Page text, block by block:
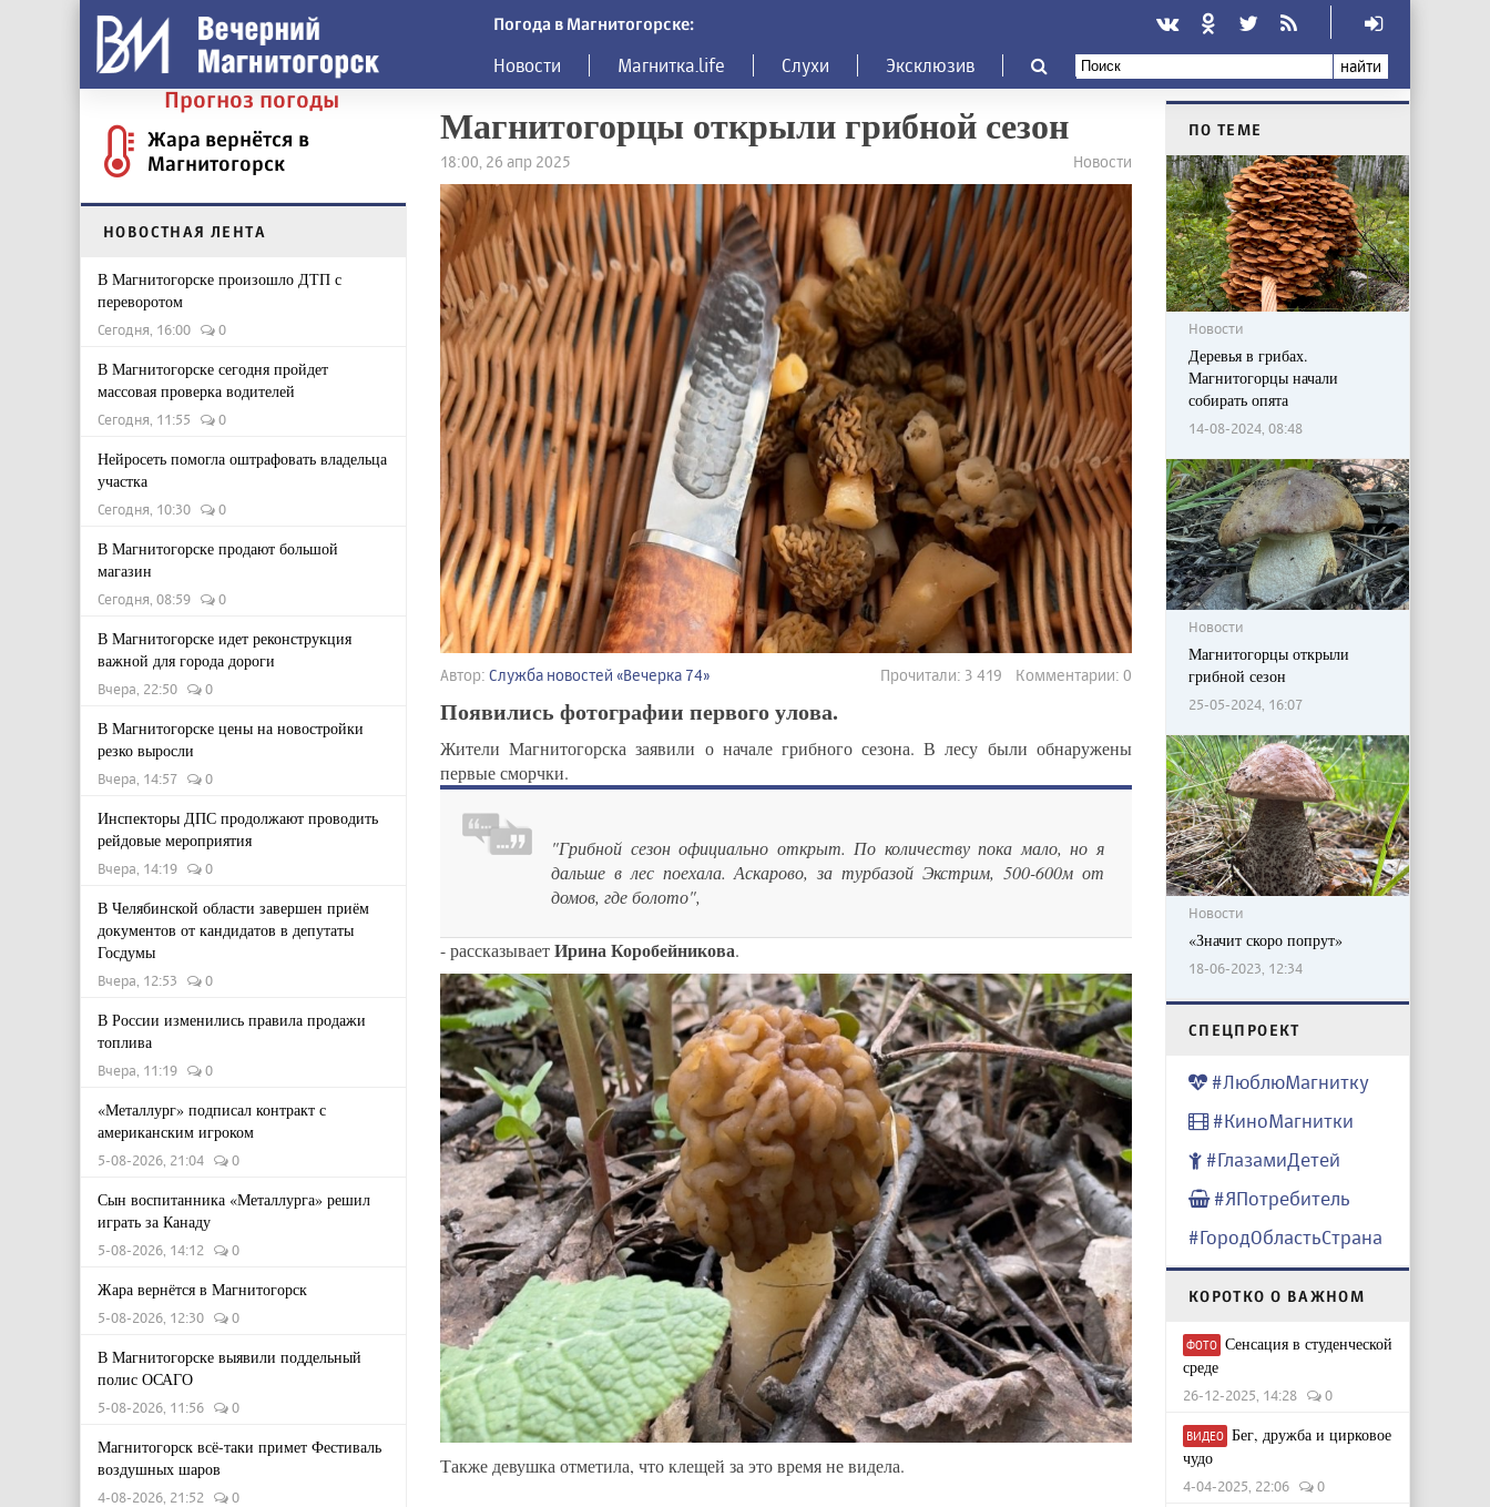
Погода в Магнитогорске:
Новости Магнитка.life Слухи Эксклюзив найти
Прогноз погоды
Жара вернётся в
Магнитогорск
НОВОСТНАЯ ЛЕНТА
В Магнитогорске произошло ДТП с
переворотом
Сегодня, 16:00 0
В Магнитогорске сегодня пройдет
массовая проверка водителей
Сегодня, 11:55 0
Нейросеть помогла оштрафовать владельца
участка
Сегодня, 10:30 0
В Магнитогорске продают большой
магазин
Сегодня, 08:59 0
В Магнитогорске идет реконструкция
важной для города дороги
Вчера, 22:50 0
В Магнитогорске цены на новостройки
резко выросли
Вчера, 14:57 0
Инспекторы ДПС продолжают проводить
рейдовые мероприятия
Вчера, 14:19 0
В Челябинской области завершен приём
документов от кандидатов в депутаты
Госдумы
Вчера, 12:53 0
В России изменились правила продажи
топлива
Вчера, 11:19 0
«Металлург» подписал контракт с
американским игроком
5-08-2026, 21:04 0
Сын воспитанника «Металлурга» решил
играть за Канаду
5-08-2026, 14:12 0
Жара вернётся в Магнитогорск
5-08-2026, 12:30 0
В Магнитогорске выявили поддельный
полис ОСАГО
5-08-2026, 11:56 0
Магнитогорск всё-таки примет Фестиваль
воздушных шаров
4-08-2026, 21:52 0
Магнитогорцы открыли грибной сезон
18:00, 26 апр 2025 Новости
Автор: Служба новостей «Вечерка 74» Прочитали: 3 419 Комментарии: 0
Появились фотографии первого улова.
Жители Магнитогорска заявили о начале грибного сезона. В лесу были обнаружены
первые сморчки.
"Грибной сезон официально открыт. По количеству пока мало, но я
дальше в лес поехала. Аскарово, за турбазой Экстрим, 500-600м от
домов, где болото",
- рассказываетИрина Коробейникова.
Также девушка отметила, что клещей за это время не видела.
ПО ТЕМЕ
Новости
Деревья в грибах.
Магнитогорцы начали
собирать опята
14-08-2024, 08:48
Новости
Магнитогорцы открыли
грибной сезон
25-05-2024, 16:07
Новости
«Значит скоро попрут»
18-06-2023, 12:34
CПЕЦПРОЕКТ
#ЛюблюМагнитку
#КиноМагнитки
#ГлазамиДетей
#ЯПотребитель
#ГородОбластьСтрана
КОРОТКО О ВАЖНОМ
ФОТО Сенсация в студенческой
среде
26-12-2025, 14:28 0
ВИДЕО Бег, дружба и цирковое
чудо
4-04-2025, 22:06 0